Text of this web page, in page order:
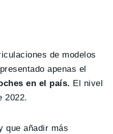
de modelos
apenas el
en el país. El nivel
2022.
que añadir más